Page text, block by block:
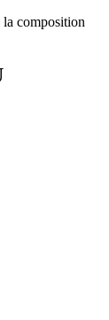
la composition